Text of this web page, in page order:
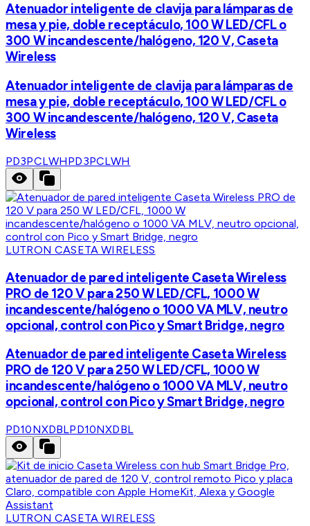
Atenuador inteligente de clavija para lámparas de
mesa y pie, doble receptáculo, 100 W LED/CFL o
300 W incandescente/halógeno, 120 V, Caseta
Wireless
Atenuador inteligente de clavija para lámparas de
mesa y pie, doble receptáculo, 100 W LED/CFL o
300 W incandescente/halógeno, 120 V, Caseta
Wireless
PD3PCLWHPD3PCLWH
LUTRON CASETA WIRELESS
Atenuador de pared inteligente Caseta Wireless
PRO de 120 V para 250 W LED/CFL, 1000 W
incandescente/halógeno o 1000 VA MLV, neutro
opcional, control con Pico y Smart Bridge, negro
Atenuador de pared inteligente Caseta Wireless
PRO de 120 V para 250 W LED/CFL, 1000 W
incandescente/halógeno o 1000 VA MLV, neutro
opcional, control con Pico y Smart Bridge, negro
PD10NXDBLPD10NXDBL
LUTRON CASETA WIRELESS